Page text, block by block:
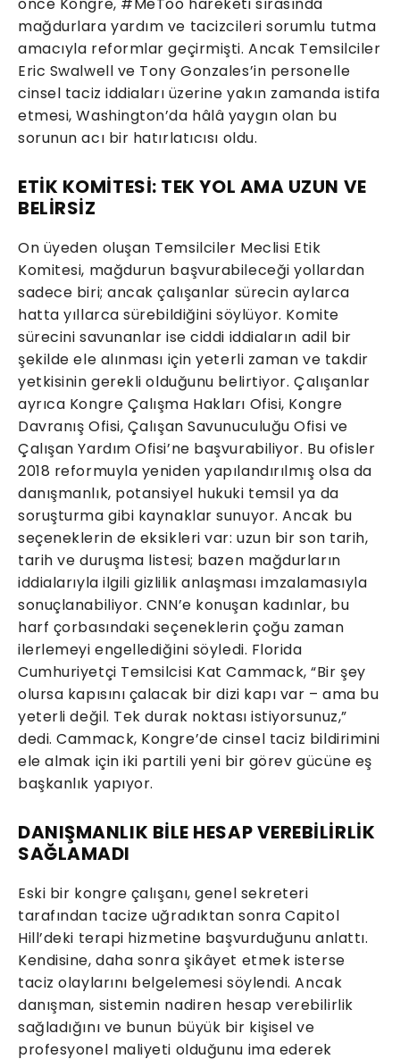
önce Kongre, #MeToo hareketi sırasında
mağdurlara yardım ve tacizcileri sorumlu tutma
amacıyla reformlar geçirmişti. Ancak Temsilciler
Eric Swalwell ve Tony Gonzales’in personelle
cinsel taciz iddiaları üzerine yakın zamanda istifa
etmesi, Washington’da hâlâ yaygın olan bu
sorunun acı bir hatırlatıcısı oldu.
ETİK KOMİTESİ: TEK YOL AMA UZUN VE
BELİRSİZ
On üyeden oluşan Temsilciler Meclisi Etik
Komitesi, mağdurun başvurabileceği yollardan
sadece biri; ancak çalışanlar sürecin aylarca
hatta yıllarca sürebildiğini söylüyor. Komite
sürecini savunanlar ise ciddi iddiaların adil bir
şekilde ele alınması için yeterli zaman ve takdir
yetkisinin gerekli olduğunu belirtiyor. Çalışanlar
ayrıca Kongre Çalışma Hakları Ofisi, Kongre
Davranış Ofisi, Çalışan Savunuculuğu Ofisi ve
Çalışan Yardım Ofisi’ne başvurabiliyor. Bu ofisler
2018 reformuyla yeniden yapılandırılmış olsa da
danışmanlık, potansiyel hukuki temsil ya da
soruşturma gibi kaynaklar sunuyor. Ancak bu
seçeneklerin de eksikleri var: uzun bir son tarih,
tarih ve duruşma listesi; bazen mağdurların
iddialarıyla ilgili gizlilik anlaşması imzalamasıyla
sonuçlanabiliyor. CNN’e konuşan kadınlar, bu
harf çorbasındaki seçeneklerin çoğu zaman
ilerlemeyi engellediğini söyledi. Florida
Cumhuriyetçi Temsilcisi Kat Cammack, “Bir şey
olursa kapısını çalacak bir dizi kapı var – ama bu
yeterli değil. Tek durak noktası istiyorsunuz,”
dedi. Cammack, Kongre’de cinsel taciz bildirimini
ele almak için iki partili yeni bir görev gücüne eş
başkanlık yapıyor.
DANIŞMANLIK BİLE HESAP VEREBİLİRLİK
SAĞLAMADI
Eski bir kongre çalışanı, genel sekreteri
tarafından tacize uğradıktan sonra Capitol
Hill’deki terapi hizmetine başvurduğunu anlattı.
Kendisine, daha sonra şikâyet etmek isterse
taciz olaylarını belgelemesi söylendi. Ancak
danışman, sistemin nadiren hesap verebilirlik
sağladığını ve bunun büyük bir kişisel ve
profesyonel maliyeti olduğunu ima ederek